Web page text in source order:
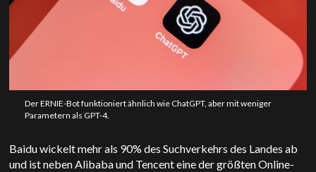
Der ERNIE-Bot funktioniert ähnlich wie ChatGPT, aber mit weniger
Parametern als GPT-4.
Baidu wickelt mehr als 90% des Suchverkehrs des Landes ab
und ist neben Alibaba und Tencent eine der größten Online-